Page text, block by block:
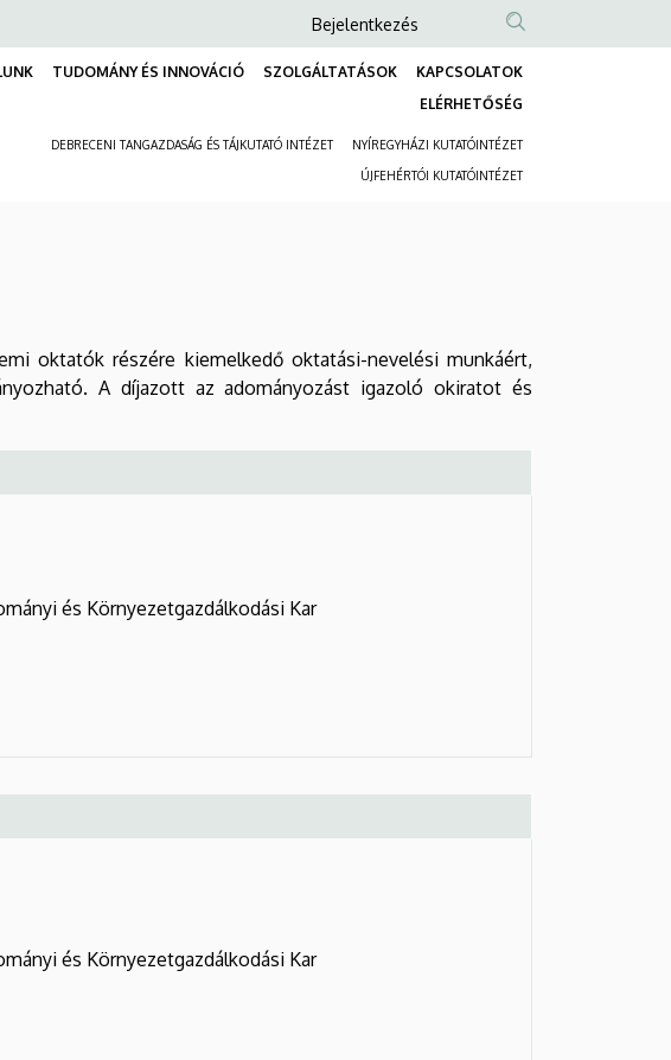
Anonim
Felhasználói
Bejelentkezés
TUDOMÁNY ÉS INNOVÁCIÓ SZOLGÁLTATÁSOK
KAPCSOLATOK
ELÉRHETŐSÉG
DEBRECENI TANGAZDASÁG ÉS TÁJKUTATÓ INTÉZET NYÍREGYHÁZI KUTATÓINTÉZET
ÚJFEHÉRTÓI KUTATÓINTÉZET
oktatók részére kiemelkedő oktatási-nevelési munkáért,
A díjazott az adományozást igazoló okiratot és
és Környezetgazdálkodási Kar
és Környezetgazdálkodási Kar